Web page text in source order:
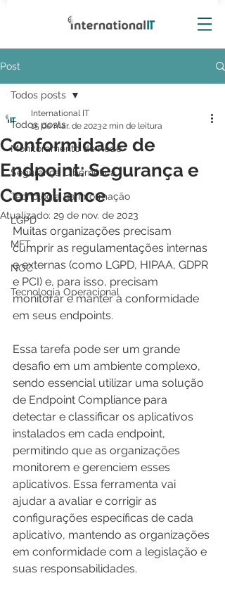
Post
Todos posts
Monitoramento de Rede
Segurança Cibernética
Tecnologia da Informação
LGPD
MFT
NOC
Tecnologia Operacional
Todos posts
Conformidade de
Endpoint: Segurança e
Compliance
International IT
15 de mar. de 20232 min de leitura
Atualizado: 29 de nov. de 2023
Muitas organizações precisam
cumprir as regulamentações internas
e externas (como LGPD, HIPAA, GDPR
e PCI) e, para isso, precisam
monitorar e manter a conformidade
em seus endpoints.
Essa tarefa pode ser um grande
desafio em um ambiente complexo,
sendo essencial utilizar uma solução
de Endpoint Compliance para
detectar e classificar os aplicativos
instalados em cada endpoint,
permitindo que as organizações
monitorem e gerenciem esses
aplicativos. Essa ferramenta vai
ajudar a avaliar e corrigir as
configurações específicas de cada
aplicativo, mantendo as organizações
em conformidade com a legislação e
suas responsabilidades.